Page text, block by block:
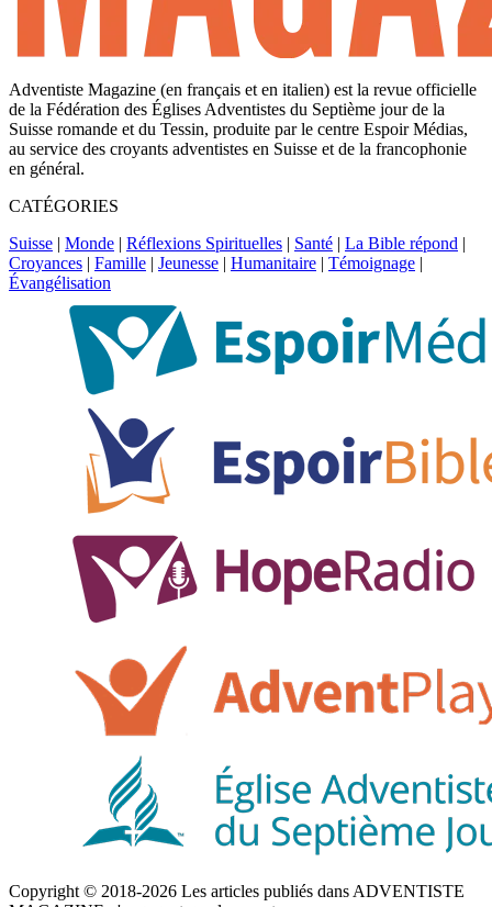
Adventiste Magazine (en français et en italien) est la revue officielle
de la Fédération des Églises Adventistes du Septième jour de la
Suisse romande et du Tessin, produite par le centre Espoir Médias,
au service des croyants adventistes en Suisse et de la francophonie
en général.
CATÉGORIES
Suisse | Monde | Réflexions Spirituelles | Santé | La Bible répond |
Croyances | Famille | Jeunesse | Humanitaire | Témoignage |
Évangélisation
Copyright © 2018-2026 Les articles publiés dans ADVENTISTE